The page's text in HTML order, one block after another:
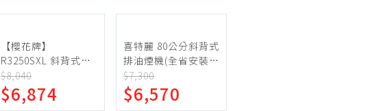
【櫻花牌】
R3250SXL 斜背式除
油煙機 90cm 不鏽鋼
雙馬達雙渦輪風葉 23
公分深大集煙區
$8,040
$6,874
喜特麗 80公分斜背式
排油煙機(全省安裝)
(7-11商品卡1100元)
【JT-1732M】
$7,300
$6,570